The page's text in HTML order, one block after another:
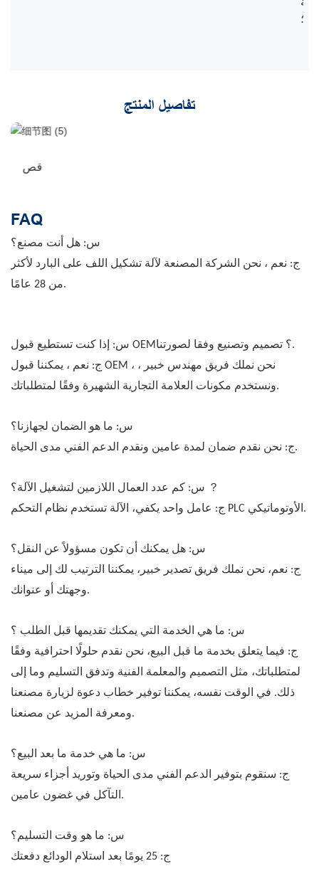
تفاصيل المنتج
قص
FAQ
س: هل أنت مصنع؟
ج: نعم ، نحن الشركة المصنعة لآلة تشكيل اللف على البارد لأكثر
من 28 عامًا.
س: إذا كنت تستطيع قبول OEM؟ تصميم وتصنيع وفقا لصورتنا.
ج: نعم ، يمكننا قبول OEM ، نحن نملك فريق مهندس خبير ،
ونستخدم مكونات العلامة التجارية الشهيرة وفقًا لمتطلباتك.
س: ما هو الضمان لجهازنا؟
ج: نحن نقدم ضمان لمدة عامين ونقدم الدعم الفني مدى الحياة.
？
ج: عامل واحد يكفي، الآلة تستخدم نظام التحكم PLC الأوتوماتيكي.
س: هل يمكنك أن تكون مسؤولاً عن النقل؟
ج: نعم، نحن نملك فريق تصدير خبير، يمكننا الترتيب لك إلى ميناء
وجهتك أو عنوانك.
س: ما هي الخدمة التي يمكنك تقديمها قبل الطلب ؟
ج: فيما يتعلق بخدمة ما قبل البيع، نحن نقدم حلولًا احترافية وفقًا
لمتطلباتك، مثل التصميم والمعلمة الفنية وتدفق التسليم وما إلى
ذلك. في الوقت نفسه، يمكننا توفير خطاب دعوة لزيارة مصنعنا
ومعرفة المزيد عن مصنعنا.
س: ما هي خدمة ما بعد البيع؟
ج: سنقوم بتوفير الدعم الفني مدى الحياة وتوريد أجزاء سريعة
التآكل في غضون عامين.
س: ما هو وقت التسليم؟
ج: 25 يومًا بعد استلام الودائع دفعتك